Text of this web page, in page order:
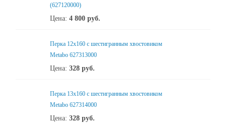
(627120000)
Цена: 4 800 руб.
Перка 12x160 с шестигранным хвостовиком
Metabo 627313000
Цена: 328 руб.
Перка 13x160 с шестигранным хвостовиком
Metabo 627314000
Цена: 328 руб.